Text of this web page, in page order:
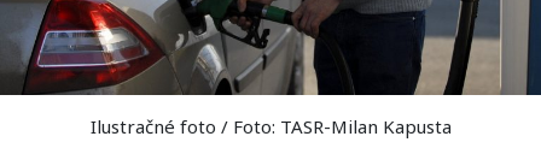
Ilustračné foto / Foto: TASR-Milan Kapusta